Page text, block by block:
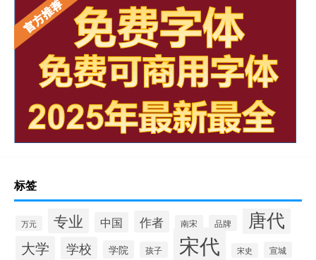
标签
万元 专业 中国 作者 南宋 品牌 唐代
大学 学校 学院 孩子 宋代 宋史 宣城